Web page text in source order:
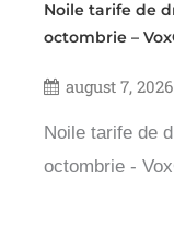
Noile tarife de
octombrie –
august 7, 2026
Noile tarife de
octombrie -